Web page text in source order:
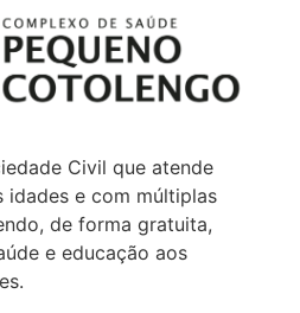
Civil que atende
idades e com múltiplas
de forma gratuita,
e educação aos